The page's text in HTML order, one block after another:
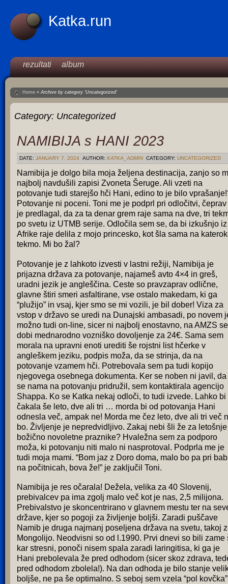
Katka.run
rezultati album
Home »Archive by category 'Uncategorized'
Category: Uncategorized
NAMIBIJA s HANI 2023
DATE: JANUARY 7, 2024 AUTHOR: KATKA_ADMIN CATEGORY: UNCATEGORIZED
Namibija je dolgo bila moja željena destinacija, zanjo so
najbolj navdušili zapisi Zvoneta Šeruge. Ali vzeti na
potovanje tudi starejšo hči Hani, edino to je bilo
Potovanje ni poceni. Toni me je podprl pri odločitvi, čeprav
je predlagal, da za ta denar grem raje sama na dve, tri
po svetu iz UTMB serije. Odločila sem se, da bi izkušnjo iz
Afrike raje delila z mojo princesko, kot šla sama na
tekmo. Mi bo žal?
Potovanje je z lahkoto izvesti v lastni režiji, Namibija je
prijazna država za potovanje, najameš avto 4×4 in greš,
uradni jezik je angleščina. Ceste so pravzaprav odlične,
glavne štiri smeri asfaltirane, vse ostalo makedam, ki ga
“plužijo” in vsaj, kjer smo se mi vozili, je bil dober! Viza za
vstop v državo se uredi na Dunajski ambasadi, po novem
možno tudi on-line, sicer ni najbolj enostavno, na AMZS se
dobi mednarodno vozniško dovoljenje za 24€. Sama sem
morala na upravni enoti urediti še rojstni list hčerke v
angleškem jeziku, podpis moža, da se strinja, da na
potovanje vzamem hči. Potrebovala sem pa tudi kopijo
njegovega osebnega dokumenta. Ker se noben ni javil, da
se nama na potovanju pridružil, sem kontaktirala agencijo
Shappa. Ko se Katka nekaj odloči, to tudi izvede. Lahko bi
čakala še leto, dve ali tri … morda bi od potovanja Hani
odnesla več, ampak ne! Morda me čez leto, dve ali tri več
bo. Življenje je nepredvidljivo. Zakaj nebi šli že za letošnje
božično novoletne praznike? Hvaležna sem za podporo
moža, ki potovanju niti malo ni nasprotoval. Podprla me je
tudi moja mami. “Bom jaz z Doro doma, malo bo pa pri
na počitnicah, bova že!” je zaključil Toni.
Namibija je res očarala! Dežela, velika za 40 Slovenij,
prebivalcev pa ima zgolj malo več kot je nas, 2,5 milijona.
Prebivalstvo je skoncentrirano v glavnem mestu ter na
države, kjer so pogoji za življenje boljši. Zaradi puščave
Namib je druga najmanj poseljena država na svetu, takoj
Mongolijo. Neodvisni so od l.1990. Prvi dnevi so bili zame
kar stresni, ponoči nisem spala zaradi laringitisa, ki ga je
Hani prebolevala že pred odhodom (sicer skoz zdrava,
pred odhodom zbolela!). Na dan odhoda je bilo stanje
boljše, ne pa še optimalno. S seboj sem vzela “pol kovčka”